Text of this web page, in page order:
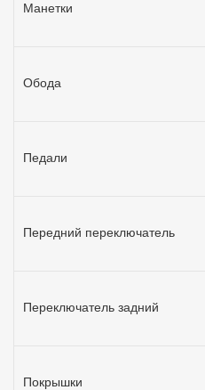
Манетки
Обода
Педали
Передний переключатель
Переключатель задний
Покрышки